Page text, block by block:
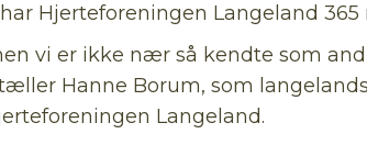
Hjerteforeningen Langeland
vi er ikke nær så kendte som
Hanne Borum, som
Langeland.